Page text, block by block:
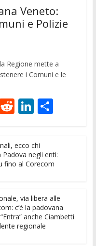
Veneto:
e Polizie
Regione mette a
i Comuni e le
ss
R
di
t
Li
k
e
dI
C
di
vi
ecco chi
negli enti:
fino al Corecom
via libera alle
c’è la padovana
anche Ciambetti
regionale